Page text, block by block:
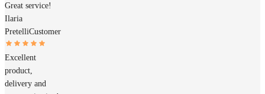
Great service!
Ilaria
PretelliCustomer
Excellent
product,
delivery and